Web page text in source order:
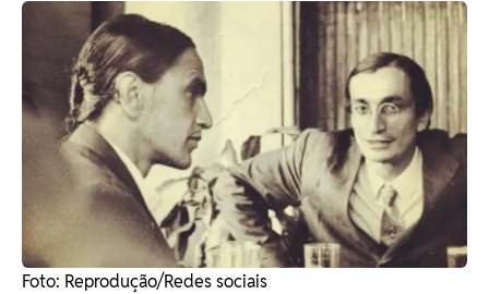
​Foto: Reprodução/Redes sociais